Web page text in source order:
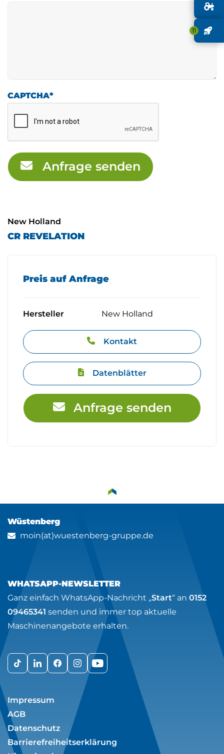
11
CAPTCHA*
Anfrage senden
New Holland
CR REVELATION
Preis auf Anfrage
Hersteller New Holland
Kontakt
Datenblätter
Anfrage senden
Wüstenberg
moin(at)wuestenberg-gruppe.de
WHATSAPP-NEWSLETTER
Ganz einfach WhatsApp-Nachricht „Start“ an 0152
09465341 senden und immer top aktuelle
Maschinenangebote erhalten.
Impressum
AGB
Datenschutz
Barrierefreiheitserklärung